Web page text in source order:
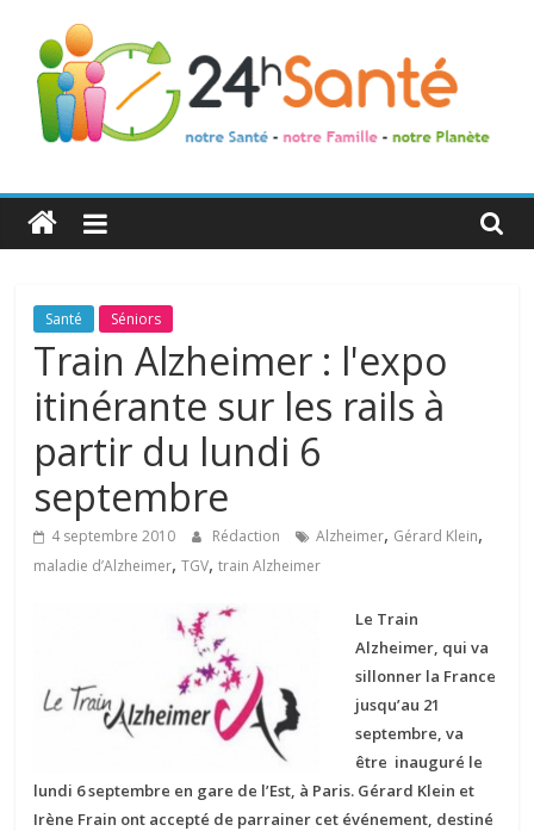
24h
Santé
La
santé
toute
famille
Santé Séniors
Train Alzheimer : l'expo
itinérante sur les rails à
partir du lundi 6
septembre
4 septembre 2010 Rédaction Alzheimer, Gérard Klein,
maladie d’Alzheimer,TGV,train Alzheimer
Le Train
Alzheimer, qui va
sillonner la France
jusqu’au 21
septembre, va
être inauguré le
lundi 6 septembre en gare de l’Est, à Paris. Gérard Klein et
Irène Frain ont accepté de parrainer cet événement, destiné